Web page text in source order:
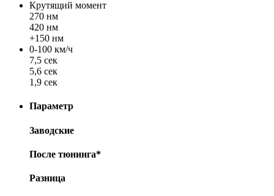
Крутящий момент
270 нм
420 нм
+150 нм
0-100 км/ч
7,5 сек
5,6 сек
1,9 сек
Параметр
Заводские
После тюнинга*
Разница